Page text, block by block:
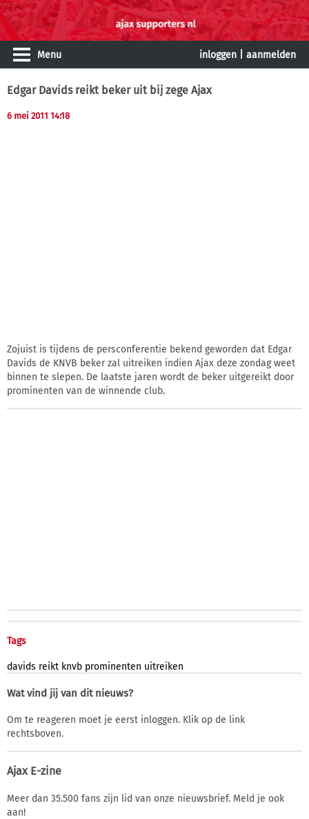
Menu inloggen aanmelden
Edgar Davids reikt beker uit bij zege Ajax
6 mei 2011 14:18
Zojuist is tijdens de persconferentie bekend geworden dat Edgar
Davids de KNVB beker zal uitreiken indien Ajax deze zondag weet
binnen te slepen. De laatste jaren wordt de beker uitgereikt door
prominenten van de winnende club.
Tags
davids reikt knvb prominenten uitreiken
Wat vind jij van dit nieuws?
Om te reageren moet je eerst inloggen. Klik op de link
rechtsboven.
Ajax E-zine
Meer dan 35.500 fans zijn lid van onze nieuwsbrief. Meld je ook
aan!